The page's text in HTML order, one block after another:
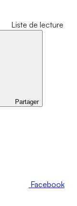
Liste de lecture
Partager
Facebook